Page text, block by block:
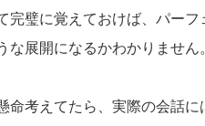
完璧に覚えておけば、パーフ
な展開になるかわかりません
命考えてたら、実際の会話に